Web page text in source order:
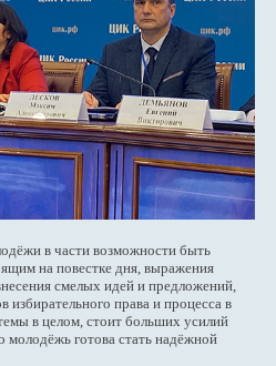
в части возможности быть
на повестке дня, выражения
смелых идей и предложений,
избирательного права и процесса в
в целом, стоит больших усилий
молодёжь готова стать надёжной